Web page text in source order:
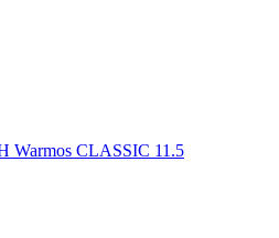
Warmos CLASSIC 11.5